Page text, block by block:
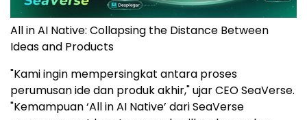
All in AI Native: Collapsing the Distance Between
Ideas and Products
"Kami ingin mempersingkat antara proses
perumusan ide dan produk akhir," ujar CEO SeaVerse.
"Kemampuan ‘All in AI Native’ dari SeaVerse